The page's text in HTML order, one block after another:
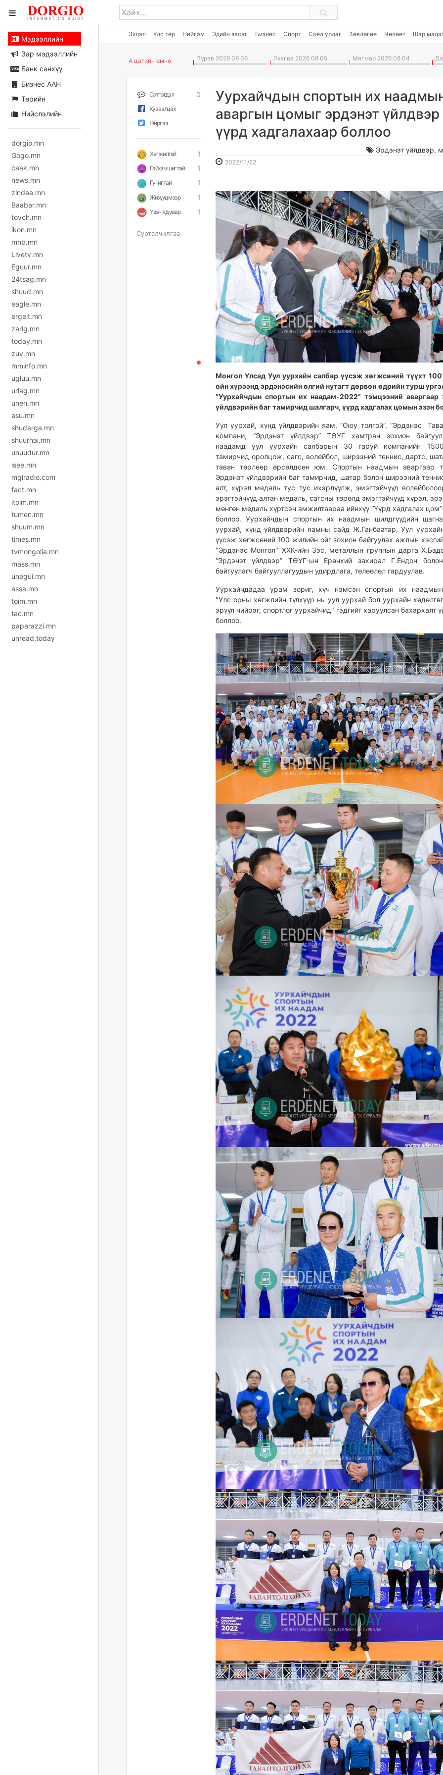
Эхлэл Улс төр Нийгэм Эдийн засаг Бизнес Спорт Соёл урлаг Зөвлөгөө Чөлөөт Шар
Мэдээллийн
Зар мэдээллийн
Банк санхүү
Бизнес ААН
Төрийн
Нийслэлийн
dorgio.mn
Gogo.mn
caak.mn
news.mn
zindaa.mn
Baabar.mn
tovch.mn
ikon.mn
mnb.mn
Livetv.mn
Eguur.mn
24tsag.mn
shuud.mn
eagle.mn
ergelt.mn
zarig.mn
today.mn
zuv.mn
mminfo.mn
ugluu.mn
urlag.mn
unen.mn
asu.mn
shudarga.mn
shuurhai.mn
unuudur.mn
isee.mn
mglradio.com
fact.mn
itoim.mn
tumen.mn
shuum.mn
times.mn
tvmongolia.mn
mass.mn
unegui.mn
assa.mn
toim.mn
tac.mn
paparazzi.mn
unread.today
4 цагийн өмнө Пүрэв 2026 08 06 Лхагва 2026 08 05 Мягмар 2026 08 04
Сэтгэгдэл 0
Хуваалцах
Жиргээ
Хөгжилтэй 1
Гайхамшигтай 1
Гунигтай 1
Жихүүцмээр 1
Үзэн ядмаар 1
Сурталчилгаа
Уурхайчдын спортын их
аваргын цомыг эрдэнэт үйлдвэр
үүрд хадгалахаар боллоо
Эрдэнэт үйлдвэр,
2022/11/22
10:20:28
20:10:58
Монгол Улсад Уул уурхайн салбар үүсэж хөгжсөний түүхт
ойн хүрээнд эрдэнэсийн өлгий нутагт дөрвөн өдрийн турш
“Уурхайчдын спортын их наадам-2022” тэмцээний аваргаар
үйлдвэрийн баг тамирчид шалгарч, үүрд хадгалах цомын эзэн
Уул уурхай, хүнд үйлдвэрийн яам, “Оюу толгой”, “Эрдэнэс
компани, “Эрдэнэт үйлдвэр” ТӨҮГ хамтран зохион
наадамд уул уурхайн салбарын 30 гаруй компанийн
тамирчид оролцож, сагс, волейбол, ширээний теннис, дартс,
таван төрлөөр өрсөлдсөн юм. Спортын наадмын аваргаар
Эрдэнэт үйлдвэрийн баг тамирчид, шатар болон ширээний
алт, хүрэл медаль тус тус ихэрлүүлж, эмэгтэйчүүд
эрэгтэйчүүд алтан медаль, сагсны төрөлд эмэгтэйчүүд хүрэл,
мөнгөн медаль хүртсэн амжилтаараа ийнхүү “Үүрд хадгалах
боллоо. Уурхайчдын спортын их наадмын шилдгүүдийн
уурхай, хүнд үйлдвэрийн яамны сайд Ж.Ганбаатар, Уул
үүсэж хөгжсөний 100 жилийн ойг зохион байгуулах ажлын
"Эрдэнэс Монгол" ХХК-ийн Зэс, металлын группын дарга
“Эрдэнэт үйлдвэр” ТӨҮГ-ын Ерөнхий захирал Г.Ёндон
байгуулагч байгууллагуудын удирдлага, төлөөлөл гардуулав.
Уурхайчдадаа урам зориг, хүч нэмсэн спортын их
"Улс орны хөгжлийн түлхүүр нь уул уурхай бол уурхайн
эрүүл чийрэг, спортлог уурхайчид" гэдгийг харуулсан бахархалт
боллоо.